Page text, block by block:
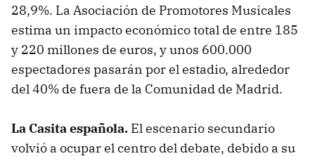
28,9%. La Asociación de Promotores Musicales
estima un impacto económico total de entre 185
y 220 millones de euros, y unos 600.000
espectadores pasarán por el estadio, alrededor
del 40% de fuera de la Comunidad de Madrid.
La Casita española. El escenario secundario
volvió a ocupar el centro del debate, debido a su